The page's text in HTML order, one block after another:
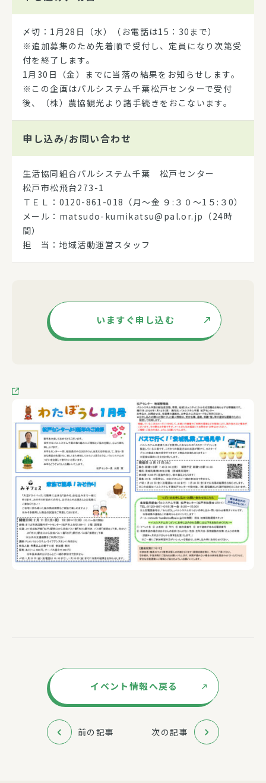
〆切：1月28日（水）（お電話は15：30まで）
※追加募集のため先着順で受付し、定員になり次第受
付を終了します。
1月30日（金）までに当落の結果をお知らせします。
※この企画はパルシステム千葉松戸センターで受付
後、（株）農協観光より諸手続きをおこないます。
申し込み/お問い合わせ
生活協同組合パルシステム千葉 松戸センター
松戸市松飛台273-1
ＴＥＬ：0120-861-018（月～金 ９:３０～1５:３0）
メール：matsudo-kumikatsu@pal.or.jp（24時
間）
担 当：地域活動運営スタッフ
いますぐ申し込む
イベント情報へ戻る
前の記事 次の記事